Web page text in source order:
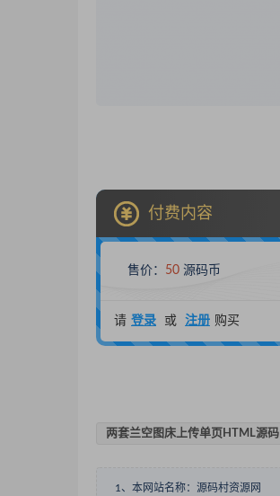
付费内容
售价： 50 源码币
请 登录 或 注册 购买
两套兰空图床上传单页HTML源码
1、本网站名称：源码村资源网